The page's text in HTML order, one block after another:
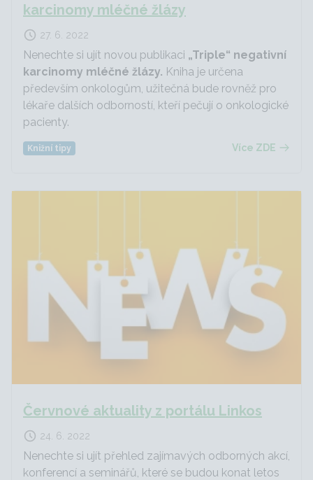
karcinomy mléčné žlázy
27. 6. 2022
Nenechte si ujít novou publikaci „Triple“ negativní
karcinomy mléčné žlázy. Kniha je určena
především onkologům, užitečná bude rovněž pro
lékaře dalších odborností, kteří pečují o onkologické
pacienty.
Knižní tipy Více ZDE
Červnové aktuality z portálu Linkos
24. 6. 2022
Nenechte si ujít přehled zajímavých odborných akcí,
konferencí a seminářů, které se budou konat letos